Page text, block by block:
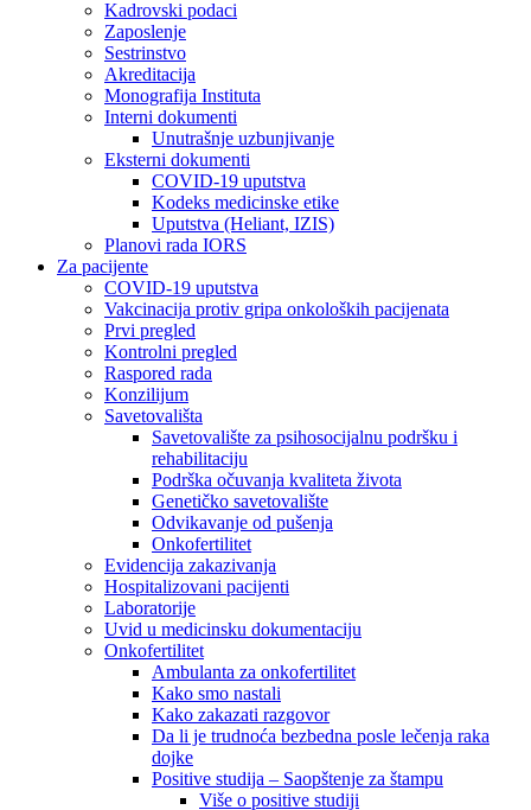
Kadrovski podaci
Zaposlenje
Sestrinstvo
Akreditacija
Monografija Instituta
Interni dokumenti
Unutrašnje uzbunjivanje
Eksterni dokumenti
COVID-19 uputstva
Kodeks medicinske etike
Uputstva (Heliant, IZIS)
Planovi rada IORS
Za pacijente
COVID-19 uputstva
Vakcinacija protiv gripa onkoloških pacijenata
Prvi pregled
Kontrolni pregled
Raspored rada
Konzilijum
Savetovališta
Savetovalište za psihosocijalnu podršku i
rehabilitaciju
Podrška očuvanja kvaliteta života
Genetičko savetovalište
Odvikavanje od pušenja
Onkofertilitet
Evidencija zakazivanja
Hospitalizovani pacijenti
Laboratorije
Uvid u medicinsku dokumentaciju
Onkofertilitet
Ambulanta za onkofertilitet
Kako smo nastali
Kako zakazati razgovor
Da li je trudnoća bezbedna posle lečenja raka
dojke
Positive studija – Saopštenje za štampu
Više o positive studiji